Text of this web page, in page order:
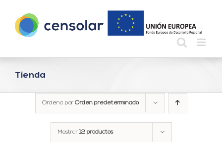
contenido
Tienda
Ordena por Orden predeterminado
Mostrar12 productos